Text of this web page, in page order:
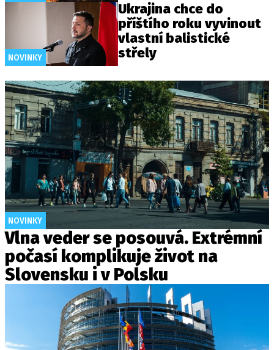
NOVINKY
Ukrajina chce do
příštího roku vyvinout
vlastní balistické
střely
NOVINKY
Vlna veder se posouvá. Extrémní
počasí komplikuje život na
Slovensku i v Polsku